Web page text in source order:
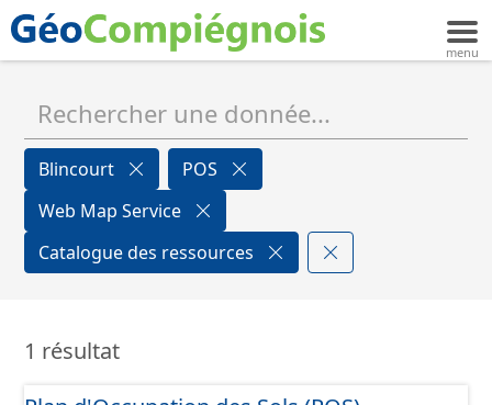
Blincourt
POS
Web Map Service
Catalogue des ressources
1 résultat